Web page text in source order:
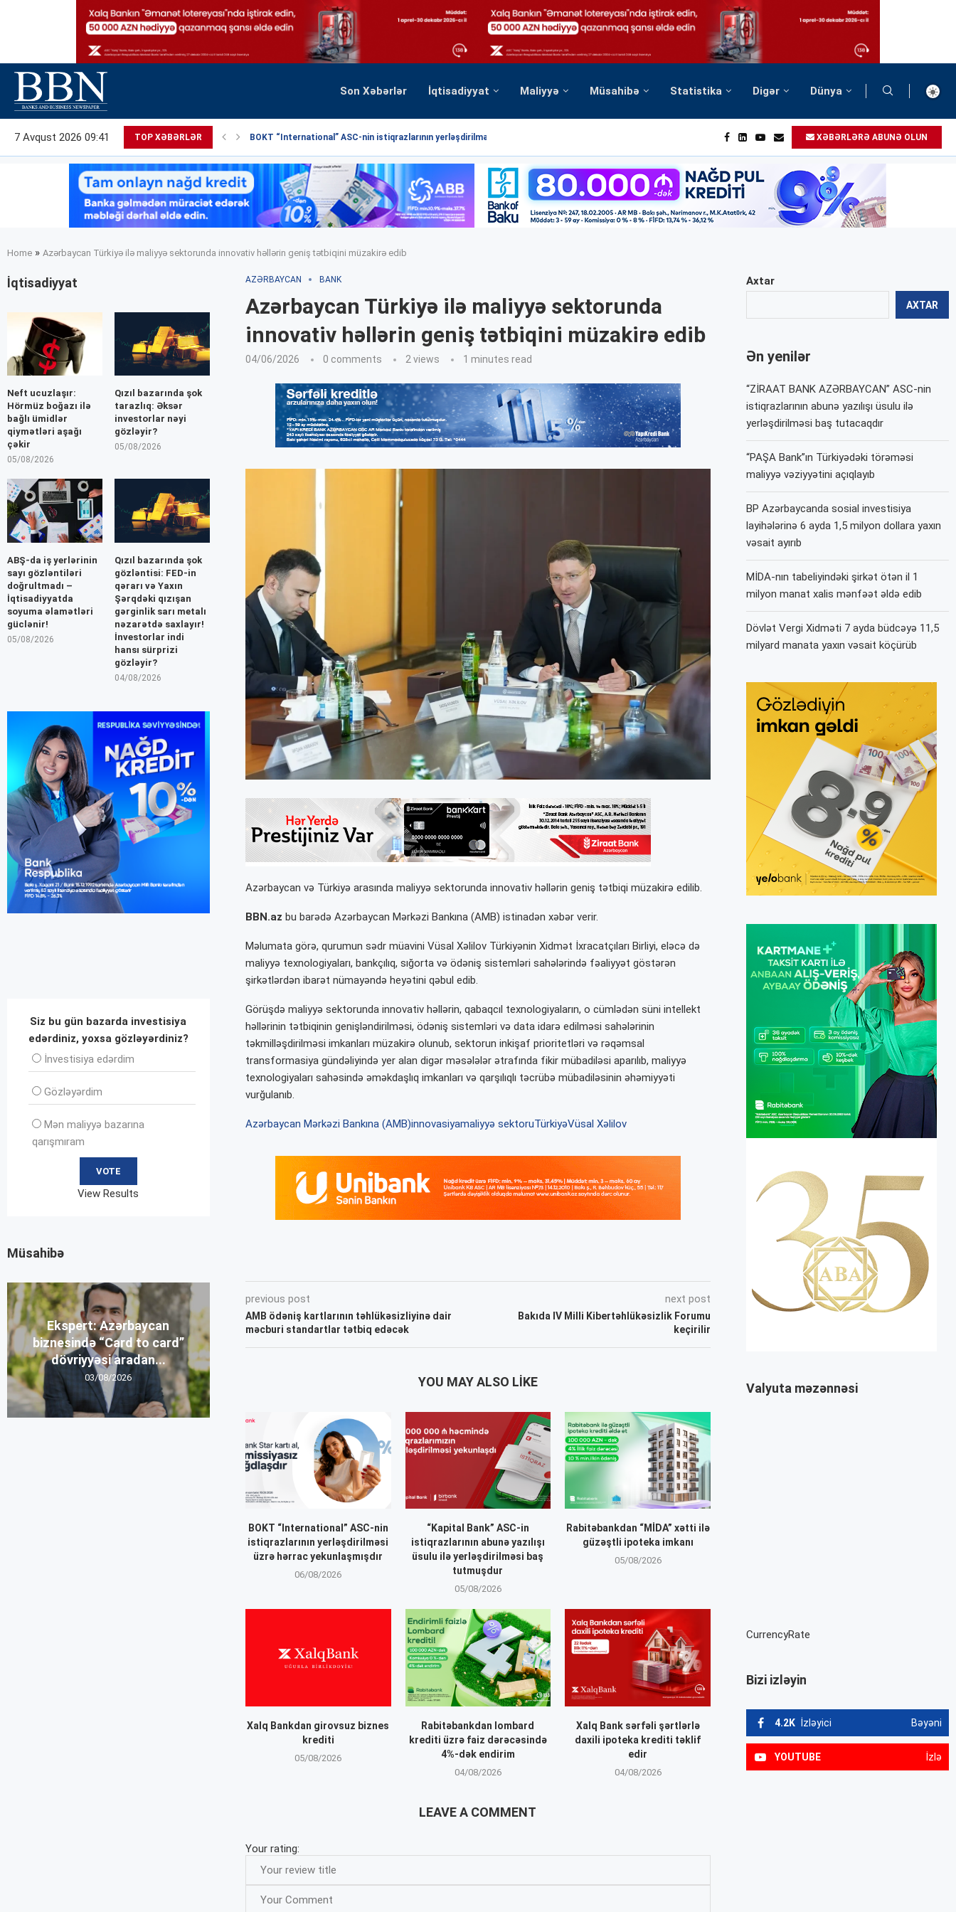
Son Xəbərlər İqtisadiyyat Maliyyə Müsahibə Statistika Digər Dünya
7 Avqust 2026 09:41 TOP XƏBƏRLƏR BOKT “International” ASC-nin istiqrazlarının yerləşdirilməsi üzrə hərrac yekunlaşmışdır XƏBƏRLƏRƏ ABUNƏ OLUN
Home » Azərbaycan Türkiyə ilə maliyyə sektorunda innovativ həllərin geniş tətbiqini müzakirə edib
AZƏRBAYCAN BANK
Azərbaycan Türkiyə ilə maliyyə sektorunda
innovativ həllərin geniş tətbiqini müzakirə edib
04/06/2026 0 comments 2views 1 minutes read
Azərbaycan və Türkiyə arasında maliyyə sektorunda innovativ həllərin geniş tətbiqi müzakirə edilib.
BBN.az bu barədə Azərbaycan Mərkəzi Bankına (AMB) istinadən xəbər verir.
Məlumata görə, qurumun sədr müavini Vüsal Xəlilov Türkiyənin Xidmət İxracatçıları Birliyi, eləcə də
maliyyə texnologiyaları, bankçılıq, sığorta və ödəniş sistemləri sahələrində fəaliyyət göstərən
şirkətlərdən ibarət nümayəndə heyətini qəbul edib.
Görüşdə maliyyə sektorunda innovativ həllərin, qabaqcıl texnologiyaların, o cümlədən süni intellekt
həllərinin tətbiqinin genişləndirilməsi, ödəniş sistemləri və data idarə edilməsi sahələrinin
təkmilləşdirilməsi imkanları müzakirə olunub, sektorun inkişaf prioritetləri və rəqəmsal
transformasiya gündəliyində yer alan digər məsələlər ətrafında fikir mübadiləsi aparılıb, maliyyə
texnologiyaları sahəsində əməkdaşlıq imkanları və qarşılıqlı təcrübə mübadiləsinin əhəmiyyəti
vurğulanıb.
Azərbaycan Mərkəzi Bankına (AMB)innovasiyamaliyyə sektoruTürkiyəVüsal Xəlilov
previous post
AMB ödəniş kartlarının təhlükəsizliyinə dair
məcburi standartlar tətbiq edəcək
next post
Bakıda IV Milli Kibertəhlükəsizlik Forumu
keçirilir
YOU MAY ALSO LIKE
BOKT “International” ASC-nin
istiqrazlarının yerləşdirilməsi
üzrə hərrac yekunlaşmışdır
06/08/2026
“Kapital Bank” ASC-in
istiqrazlarının abunə yazılışı
üsulu ilə yerləşdirilməsi baş
tutmuşdur
05/08/2026
Rabitəbankdan “MİDA” xətti ilə
güzəştli ipoteka imkanı
05/08/2026
Xalq Bankdan girovsuz biznes
krediti
05/08/2026
Rabitəbankdan lombard
krediti üzrə faiz dərəcəsində
4%-dək endirim
04/08/2026
Xalq Bank sərfəli şərtlərlə
daxili ipoteka krediti təklif
edir
04/08/2026
LEAVE A COMMENT
Your rating:
Axtar
AXTAR
Ən yenilər
“ZİRAAT BANK AZƏRBAYCAN” ASC-nin
istiqrazlarının abunə yazılışı üsulu ilə
yerləşdirilməsi baş tutacaqdır
“PAŞA Bank”ın Türkiyədəki törəməsi
maliyyə vəziyyətini açıqlayıb
BP Azərbaycanda sosial investisiya
layihələrinə 6 ayda 1,5 milyon dollara yaxın
vəsait ayırıb
MİDA-nın tabeliyindəki şirkət ötən il 1
milyon manat xalis mənfəət əldə edib
Dövlət Vergi Xidməti 7 ayda büdcəyə 11,5
milyard manata yaxın vəsait köçürüb
Valyuta məzənnəsi
CurrencyRate
Bizi izləyin
4.2K İzləyici Bəyəni
YOUTUBE İzlə
İqtisadiyyat
Neft ucuzlaşır:
Hörmüz boğazı ilə
bağlı ümidlər
qiymətləri aşağı
çəkir
05/08/2026
Qızıl bazarında şok
tarazlıq: Əksər
investorlar nəyi
gözləyir?
05/08/2026
ABŞ-da iş yerlərinin
sayı gözləntiləri
doğrultmadı –
İqtisadiyyatda
soyuma əlamətləri
güclənir!
05/08/2026
Qızıl bazarında şok
gözləntisi: FED-in
qərarı və Yaxın
Şərqdəki qızışan
gərginlik sarı metalı
nəzarətdə saxlayır!
İnvestorlar indi
hansı sürprizi
gözləyir?
04/08/2026
Siz bu gün bazarda investisiya
edərdiniz, yoxsa gözləyərdiniz?
İnvеstisiya edərdim
Gözləyərdim
Mən maliyyə bazarına
qarışmıram
View Results
Müsahibə
Ekspert: Azərbaycan
biznesində “Card to card”
dövriyyəsi aradan...
03/08/2026